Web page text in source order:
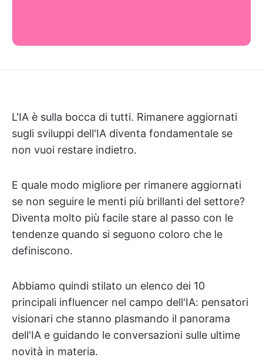
L'IA è sulla bocca di tutti. Rimanere aggiornati
sugli sviluppi dell'IA diventa fondamentale se
non vuoi restare indietro.
E quale modo migliore per rimanere aggiornati
se non seguire le menti più brillanti del settore?
Diventa molto più facile stare al passo con le
tendenze quando si seguono coloro che le
definiscono.
Abbiamo quindi stilato un elenco dei 10
principali influencer nel campo dell'IA: pensatori
visionari che stanno plasmando il panorama
dell'IA e guidando le conversazioni sulle ultime
novità in materia.